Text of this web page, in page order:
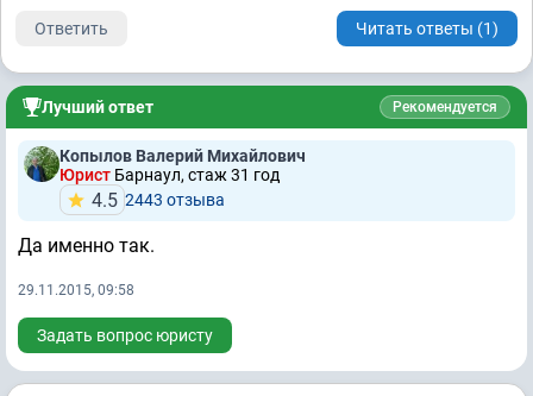
Ответить Читать ответы (1)
Лучший ответ Рекомендуется
Копылов Валерий Михайлович
Юрист Барнаул, стаж 31 год
4.5 2443 отзывa
Да именно так.
29.11.2015, 09:58
Задать вопрос юристу